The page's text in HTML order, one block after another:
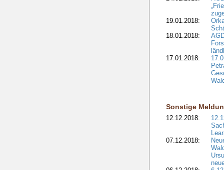
19.01.2018:
18.01.2018:
17.01.2018:
Sonstige
12.12.2018:
07.12.2018: